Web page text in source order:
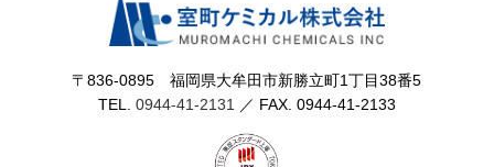
〒836-0895 福岡県⼤牟⽥市新勝⽴町1丁⽬38番5
TEL. 0944-41-2131 ／ FAX. 0944-41-2133